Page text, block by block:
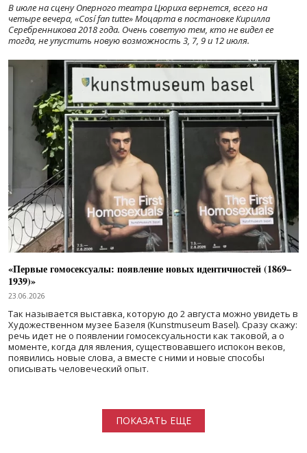
В июле на сцену Оперного театра Цюриха вернется, всего на
четыре вечера, «Cosí fan tutte» Моцарта в постановке Кирилла
Серебренникова 2018 года. Очень советую тем, кто не видел ее
тогда, не упустить новую возможность 3, 7, 9 и 12 июля.
«Первые гомосексуалы: появление новых идентичностей (1869–
1939)»
23.06.2026
Так называется выставка, которую до 2 августа можно увидеть в
Художественном музее Базеля (Kunstmuseum Basel). Сразу скажу:
речь идет не о появлении гомосексуальности как таковой, а о
моменте, когда для явления, существовавшего испокон веков,
появились новые слова, а вместе с ними и новые способы
описывать человеческий опыт.
ПОКАЗАТЬ ЕЩЕ